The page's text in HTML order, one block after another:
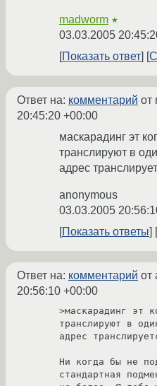
madworm ★
03.03.2005
Показать ответ
Ответ на: комментарий от
20:45:20 +00:00
маскарадинг эт
транслируют в
адрес
anonymous
03.03.2005
Показать ответы
Ответ на: комментарий от
20:56:10 +00:00
>маскарадинг эт
транслируют в
адрес
Ни когда бы не
стандартная